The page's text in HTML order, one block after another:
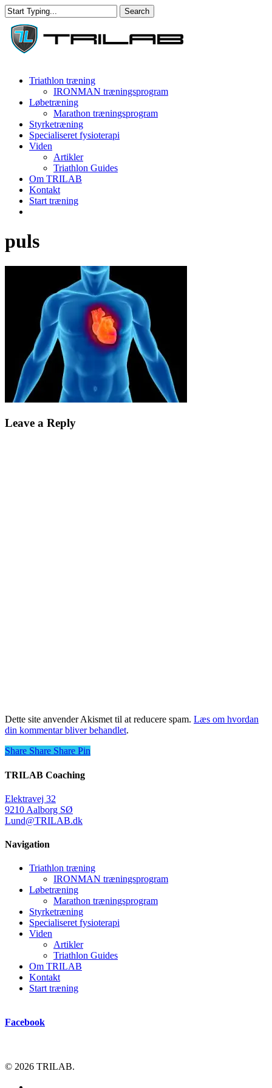
Skip
to
main
content
Search
Close
Search
Menu
Triathlon træning
IRONMAN træningsprogram
Løbetræning
Marathon træningsprogram
Styrketræning
Specialiseret fysioterapi
Viden
Artikler
Triathlon Guides
Om TRILAB
Kontakt
Start træning
puls
Leave a Reply
Dette site anvender Akismet til at reducere spam. Læs om hvordan
din kommentar bliver behandlet.
Share
Share Share Share Pin
TRILAB Coaching
Elektravej 32
9210 Aalborg SØ
Lund@TRILAB.dk
Navigation
Triathlon træning
IRONMAN træningsprogram
Løbetræning
Marathon træningsprogram
Styrketræning
Specialiseret fysioterapi
Viden
Artikler
Triathlon Guides
Om TRILAB
Kontakt
Start træning
Facebook
© 2026 TRILAB.